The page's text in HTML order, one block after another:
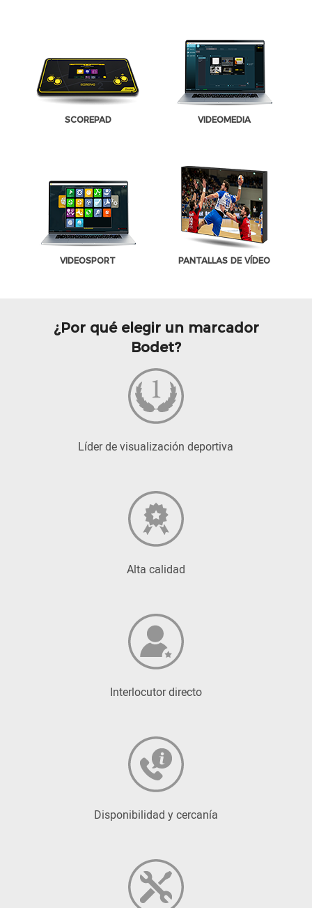
SCOREPAD VIDEOMEDIA
VIDEOSPORT PANTALLAS DE VÍDEO
¿Por qué elegir un marcador
Bodet?
Líder de visualización deportiva
Alta calidad
Interlocutor directo
Disponibilidad y cercanía